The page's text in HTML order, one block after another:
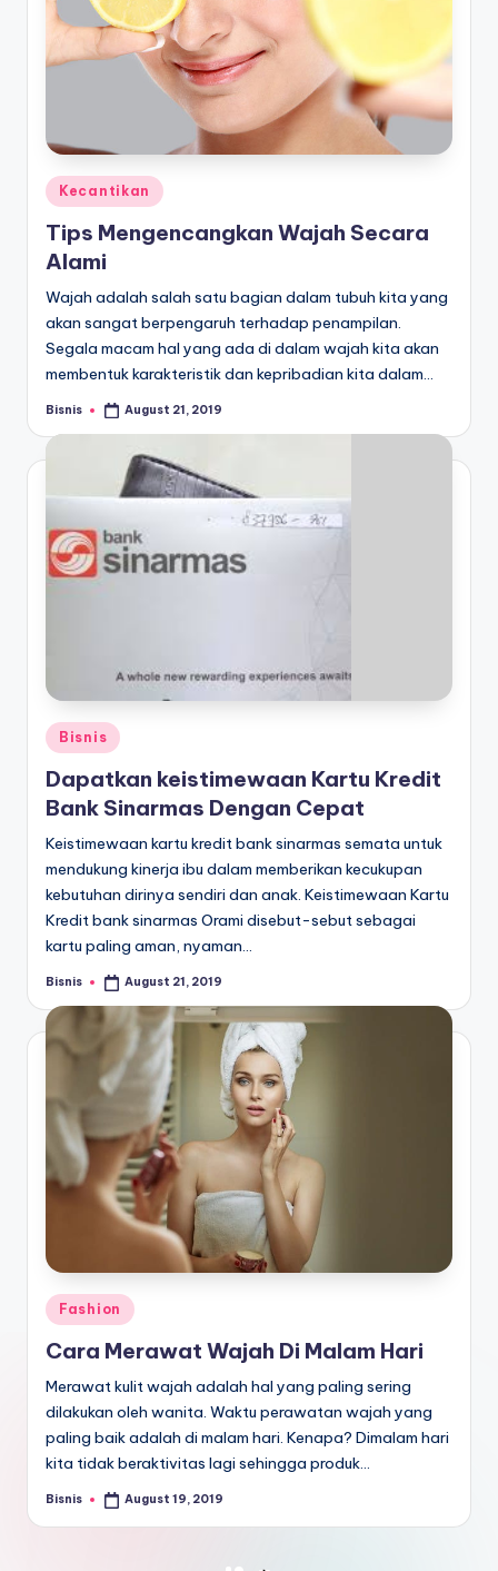
Posted
in
Kecantikan
Tips Mengencangkan Wajah Secara
Alami
Wajah adalah salah satu bagian dalam tubuh kita yang
akan sangat berpengaruh terhadap penampilan.
Segala macam hal yang ada di dalam wajah kita akan
membentuk karakteristik dan kepribadian kita dalam…
Posted
Bisnis August 21, 2019
Posted
in
Bisnis
Dapatkan keistimewaan Kartu Kredit
Bank Sinarmas Dengan Cepat
Keistimewaan kartu kredit bank sinarmas semata untuk
mendukung kinerja ibu dalam memberikan kecukupan
kebutuhan dirinya sendiri dan anak. Keistimewaan Kartu
Kredit bank sinarmas Orami disebut-sebut sebagai
kartu paling aman, nyaman…
Posted
Bisnis August 21, 2019
Posted
in
Fashion
Cara Merawat Wajah Di Malam Hari
Merawat kulit wajah adalah hal yang paling sering
dilakukan oleh wanita. Waktu perawatan wajah yang
paling baik adalah di malam hari. Kenapa? Dimalam hari
kita tidak beraktivitas lagi sehingga produk…
Posted
Bisnis August 19, 2019